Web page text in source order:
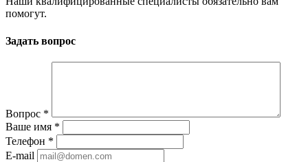
помогут.
Задать вопрос
Вопрос *
Ваше имя *
Телефон *
E-mail